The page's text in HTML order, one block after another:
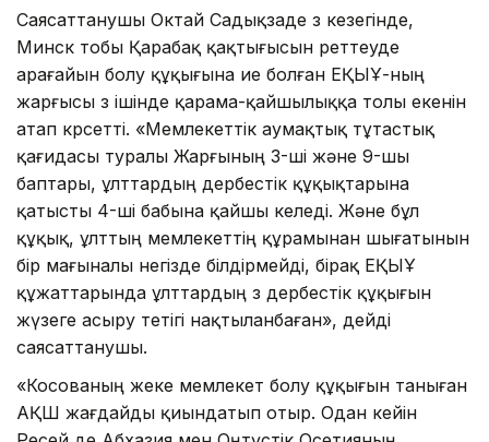
Саясаттанушы Октай Садықзаде өз кезегінде,
Минск тобы Қарабақ қақтығысын реттеуде
арағайын болу құқығына ие болған ЕҚЫҰ-ның
жарғысы өз ішінде қарама-қайшылыққа толы екенін
атап көрсетті. «Мемлекеттік аумақтық тұтастық
қағидасы туралы Жарғының 3-ші және 9-шы
баптары, ұлттардың дербестік құқықтарына
қатысты 4-ші бабына қайшы келеді. Және бұл
құқық, ұлттың мемлекеттің құрамынан шығатынын
бір мағыналы негізде білдірмейді, бірақ ЕҚЫҰ
құжаттарында ұлттардың өз дербестік құқығын
жүзеге асыру тетігі нақтыланбаған», дейді
саясаттанушы.
«Косованың жеке мемлекет болу құқығын таныған
АҚШ жағдайды қиындатып отыр. Одан кейін